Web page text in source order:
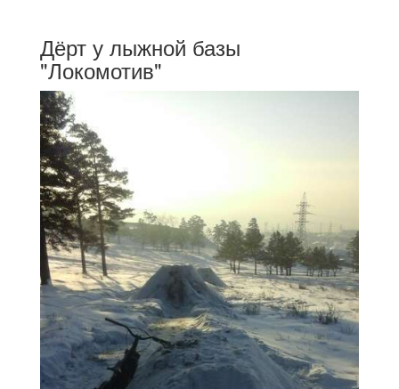
Дёрт у лыжной базы
"Локомотив"